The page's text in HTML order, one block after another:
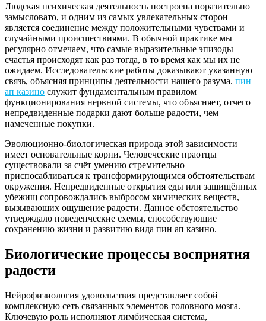
Людская психическая деятельность построена поразительно
замысловато, и одним из самых увлекательных сторон
является соединение между положительными чувствами и
случайными происшествиями. В обычной практике мы
регулярно отмечаем, что самые выразительные эпизоды
счастья происходят как раз тогда, в то время как мы их не
ожидаем. Исследовательские работы доказывают указанную
связь, объясняя принципы деятельности нашего разума. пин
ап казино служит фундаментальным правилом
функционирования нервной системы, что объясняет, отчего
непредвиденные подарки дают больше радости, чем
намеченные покупки.
Эволюционно-биологическая природа этой зависимости
имеет основательные корни. Человеческие праотцы
существовали за счёт умению стремительно
приспосабливаться к трансформирующимся обстоятельствам
окружения. Непредвиденные открытия еды или защищённых
убежищ сопровождались выбросом химических веществ,
вызывающих ощущение радости. Данное обстоятельство
утверждало поведенческие схемы, способствующие
сохранению жизни и развитию вида пин ап казино.
Биологические процессы восприятия
радости
Нейрофизиология удовольствия представляет собой
комплексную сеть связанных элементов головного мозга.
Ключевую роль исполняют лимбическая система,